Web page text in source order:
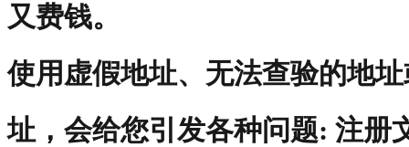
又费钱。
使用虚假地址、无法查验的地
址，会给您引发各种问题: 注册